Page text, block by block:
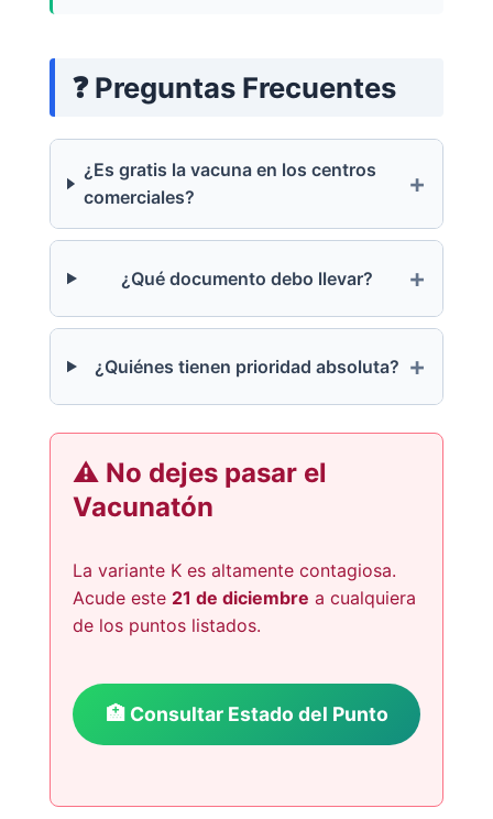
❓ Preguntas Frecuentes
¿Es gratis la vacuna en los centros
comerciales?
¿Qué documento debo llevar?
¿Quiénes tienen prioridad absoluta?
⚠️ No dejes pasar el
Vacunatón
La variante K es altamente contagiosa.
Acude este 21 de diciembre a cualquiera
de los puntos listados.
🏥 Consultar Estado del Punto